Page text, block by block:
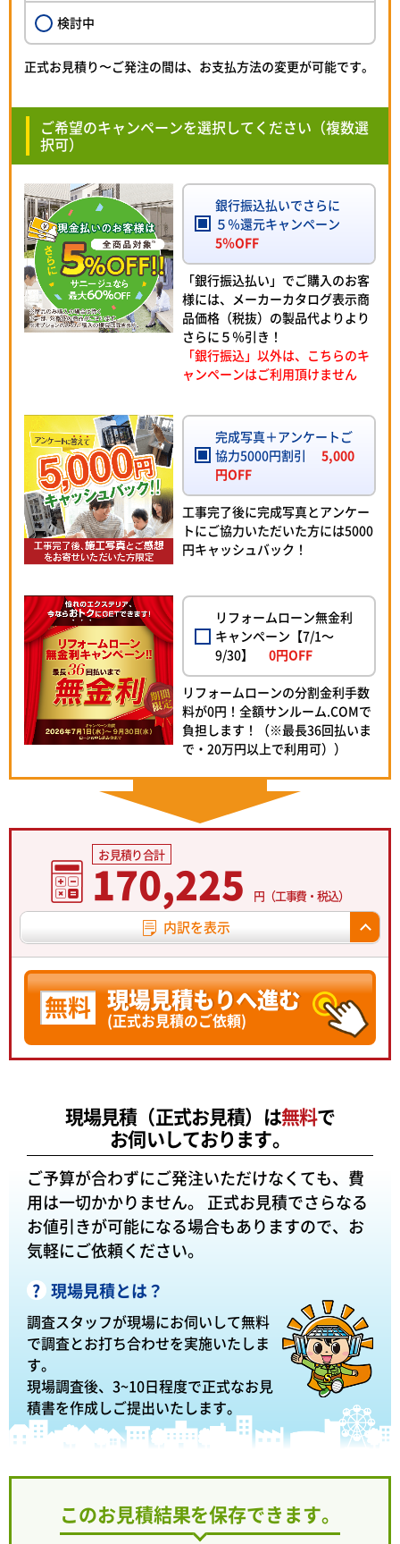
検討中
正式お見積り〜ご発注の間は、お支払方法の変更が可能です。
ご希望のキャンペーンを選択してください（複数選
択可）
銀行振込払いでさらに
５％還元キャンペーン
5％OFF
「銀行振込払い」でご購入のお客
様には、メーカーカタログ表示商
品価格（税抜）の製品代よりより
さらに５％引き！
「銀行振込」以外は、こちらのキ
ャンペーンはご利用頂けません
完成写真＋アンケートご
協力5000円割引 5,000
円OFF
工事完了後に完成写真とアンケー
トにご協力いただいた方には5000
円キャッシュバック！
リフォームローン無金利
キャンペーン【7/1～
9/30】0円OFF
リフォームローンの分割金利手数
料が0円！全額サンルーム.COMで
負担します！（※最長36回払いま
で・20万円以上で利用可））
お見積り合計
170,225 円（工事費・税込）
内訳を表示
無料 現場見積もりへ進む
(正式お見積のご依頼)
現場見積（正式お見積）は無料で
お伺いしております。
ご予算が合わずにご発注いただけなくても、費
用は一切かかりません。
正式お見積でさらなる
お値引きが可能になる場合もありますので、お
気軽にご依頼ください。
現場見積とは？
調査スタッフが現場にお伺いして無料
で調査とお打ち合わせを実施いたしま
す。
現場調査後、3~10日程度で正式なお見
積書を作成しご提出いたします。
このお見積結果を保存できます。